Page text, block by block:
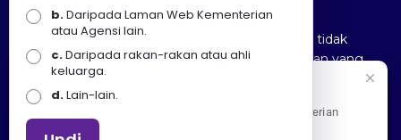
Penafian : Kerajaan Malaysia dan Kementerian
Pelancongan Seni dan Budaya (MOTAC) adalah tidak
bertanggungjawab atas kehilangan atau kerugian yang
disebabkan oleh penggunaan mana-mana maklumat
yang diperolehi dari portal ini.
b.Daripada Laman Web Kementerian
atau Agensi lain.
c.Daripada rakan-rakan atau ahli
keluarga.
d.Lain-lain.
Apa Khabar! Selamat datang ke Portal Rasmi Kementerian
Pelancongan, Seni dan Budaya